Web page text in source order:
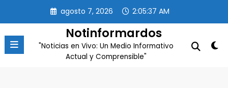
contenido
agosto 7, 2026 2:05:37 AM
Notinformardos
"Noticias en Vivo: Un Medio Informativo
Actual y Comprensible"